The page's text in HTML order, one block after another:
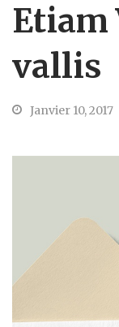
Etiam
Vallis
Janvier 10, 2017